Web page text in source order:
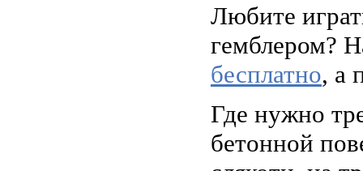
Любите
гемблером?
бесплатно, а
Где нужно
бетонной